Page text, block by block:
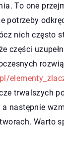
To one
potrzeby
nich często
części
trwalszych
następnie
Warto